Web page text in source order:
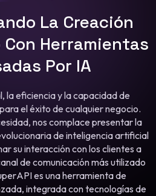
La Creación
Herramientas
Por IA
la eficiencia y la capacidad de
el éxito de cualquier negocio.
nos complace presentar la
de inteligencia artificial
su interacción con los clientes a
de comunicación más utilizado
es una herramienta de
integrada con tecnologías de